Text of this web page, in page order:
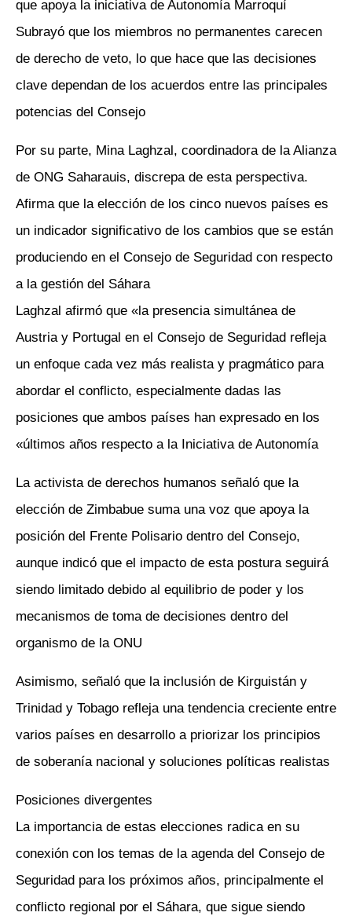
que apoya la iniciativa de Autonomía Marroquí
Subrayó que los miembros no permanentes carecen
de derecho de veto, lo que hace que las decisiones
clave dependan de los acuerdos entre las principales
potencias del Consejo
Por su parte, Mina Laghzal, coordinadora de la Alianza
de ONG Saharauis, discrepa de esta perspectiva.
Afirma que la elección de los cinco nuevos países es
un indicador significativo de los cambios que se están
produciendo en el Consejo de Seguridad con respecto
a la gestión del Sáhara
Laghzal afirmó que «la presencia simultánea de
Austria y Portugal en el Consejo de Seguridad refleja
un enfoque cada vez más realista y pragmático para
abordar el conflicto, especialmente dadas las
posiciones que ambos países han expresado en los
últimos años respecto a la Iniciativa de Autonomía»
La activista de derechos humanos señaló que la
elección de Zimbabue suma una voz que apoya la
posición del Frente Polisario dentro del Consejo,
aunque indicó que el impacto de esta postura seguirá
siendo limitado debido al equilibrio de poder y los
mecanismos de toma de decisiones dentro del
organismo de la ONU
Asimismo, señaló que la inclusión de Kirguistán y
Trinidad y Tobago refleja una tendencia creciente entre
varios países en desarrollo a priorizar los principios
de soberanía nacional y soluciones políticas realistas
Posiciones divergentes
La importancia de estas elecciones radica en su
conexión con los temas de la agenda del Consejo de
Seguridad para los próximos años, principalmente el
conflicto regional por el Sáhara, que sigue siendo